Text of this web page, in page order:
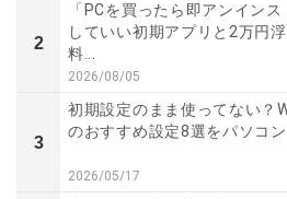
2
「PCを買ったら即アンイン
していい初期アプリと2万円
料...
2026/08/05
3
初期設定のまま使ってない？
のおすすめ設定8選をパソコン
2026/05/17